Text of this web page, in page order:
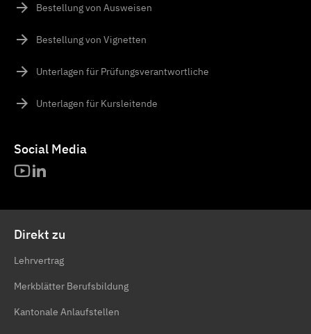
Bestellung von Ausweisen
Bestellung von Vignetten
Unterlagen für Prüfungsverantwortliche
Unterlagen für Kursleitende
Social Media
Direkt zu
Lehrvertrag
Merkblätter Berufsbildung
Kantonale Anlaufstellen